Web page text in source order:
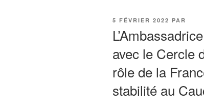
PUBLIÉ
5 FÉVRIER 2022 PAR
avec le Cercle
rôle de la
stabilité au